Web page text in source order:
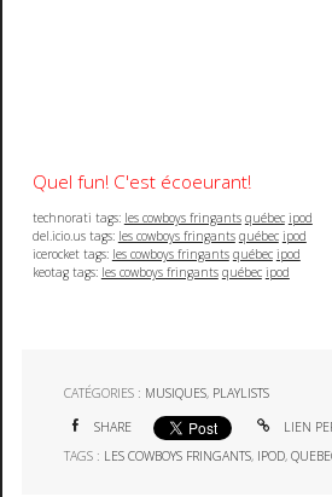
Quel fun! C'est écoeurant!
technorati tags: les cowboys fringants québec ipod
del.icio.us tags: les cowboys fringants québec ipod
icerocket tags: les cowboys fringants québec ipod
keotag tags: les cowboys fringants québec ipod
CATÉGORIES : MUSIQUES, PLAYLISTS
SHARE
LIEN
TAGS : LES COWBOYS FRINGANTS, IPOD,